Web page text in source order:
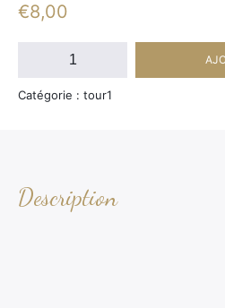
€8,00
quantité
Catégorie : tour1
Description